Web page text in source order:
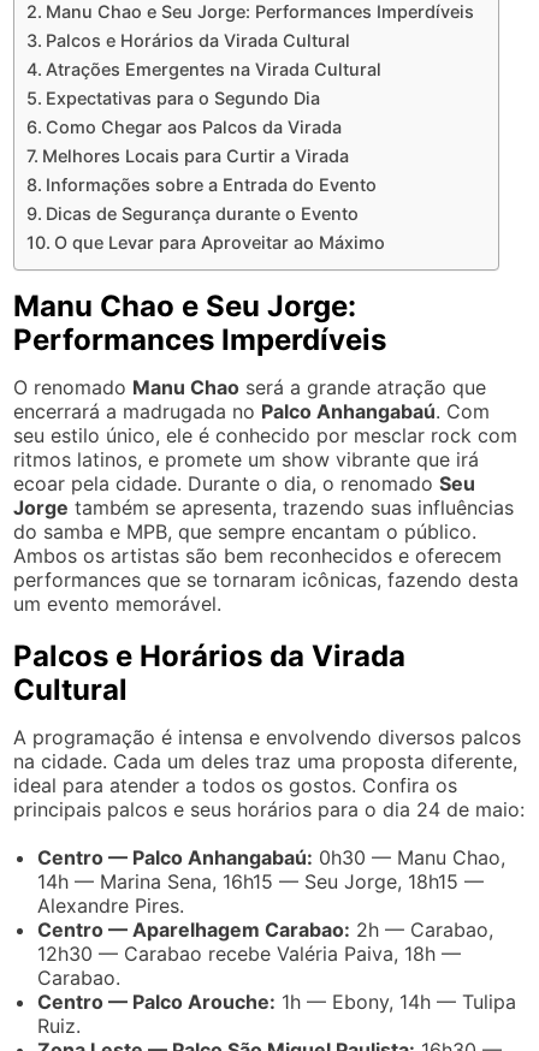
Manu Chao e Seu Jorge: Performances Imperdíveis
Palcos e Horários da Virada Cultural
Atrações Emergentes na Virada Cultural
Expectativas para o Segundo Dia
Como Chegar aos Palcos da Virada
Melhores Locais para Curtir a Virada
Informações sobre a Entrada do Evento
Dicas de Segurança durante o Evento
O que Levar para Aproveitar ao Máximo
Manu Chao e Seu Jorge:
Performances Imperdíveis
O renomado Manu Chao será a grande atração que
encerrará a madrugada no Palco Anhangabaú. Com
seu estilo único, ele é conhecido por mesclar rock com
ritmos latinos, e promete um show vibrante que irá
ecoar pela cidade. Durante o dia, o renomadoSeu
Jorge também se apresenta, trazendo suas influências
do samba e MPB, que sempre encantam o público.
Ambos os artistas são bem reconhecidos e oferecem
performances que se tornaram icônicas, fazendo desta
um evento memorável.
Palcos e Horários da Virada
Cultural
A programação é intensa e envolvendo diversos palcos
na cidade. Cada um deles traz uma proposta diferente,
ideal para atender a todos os gostos. Confira os
principais palcos e seus horários para o dia 24 de maio:
Centro — Palco Anhangabaú: 0h30 — Manu Chao,
14h — Marina Sena, 16h15 — Seu Jorge, 18h15 —
Alexandre Pires.
Centro — Aparelhagem Carabao: 2h — Carabao,
12h30 — Carabao recebe Valéria Paiva, 18h —
Carabao.
Centro — Palco Arouche: 1h — Ebony, 14h — Tulipa
Ruiz.